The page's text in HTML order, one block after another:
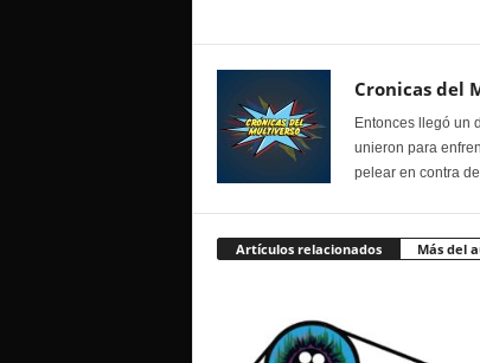
Cronicas del
Entonces llegó un
unieron para
pelear en contra
Artículos relacionados Más del